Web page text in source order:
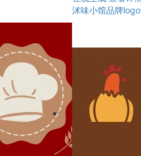
沭味小馆品牌